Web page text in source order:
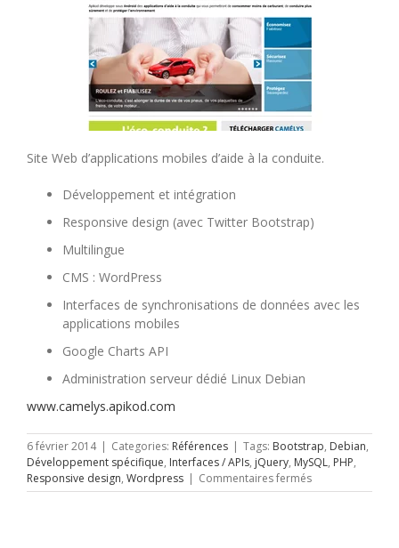
Site Web d’applications mobiles d’aide à la conduite.
Développement et intégration
Responsive design (avec Twitter Bootstrap)
Multilingue
CMS : WordPress
Interfaces de synchronisations de données avec les
applications mobiles
Google Charts API
Administration serveur dédié Linux Debian
www.camelys.apikod.com
6 février 2014 | Categories: Références | Tags: Bootstrap, Debian,
Développement spécifique, Interfaces / APIs, jQuery, MySQL, PHP,
Responsive design, Wordpress | Commentaires ferméssur
Apikod